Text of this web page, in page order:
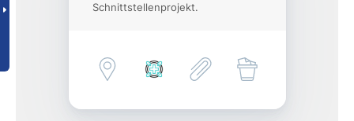
Schnittstellenprojekt.